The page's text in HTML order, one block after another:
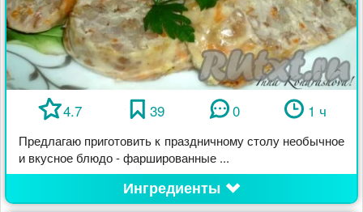
4.7 39 0 1 ч
Предлагаю приготовить к праздничному столу необычное
и вкусное блюдо - фаршированные ...
Ингредиенты